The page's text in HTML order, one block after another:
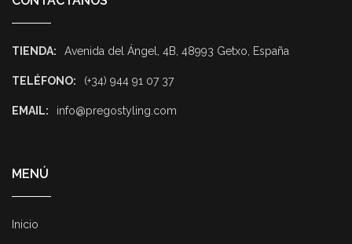
TIENDA: Avenida del Ángel, 4B, 48993 Getxo, España
TELÉFONO: (+34) 944 91 07 37
EMAIL: info@pregostyling.com
MENÚ
Inicio